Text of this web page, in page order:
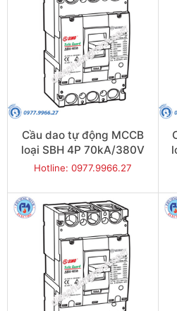
Cầu dao tự động MCCB
loại SBH 4P 70kA/380V
350A - Model
Hotline: 0977.9966.27